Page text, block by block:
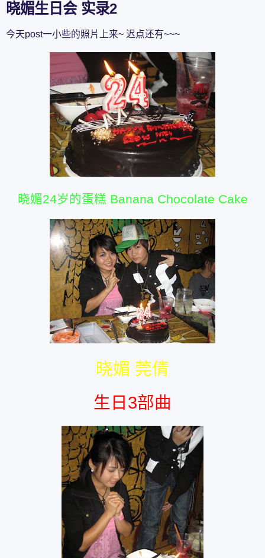
晓媚生日会 实录2
今天post一小些的照片上来~ 迟点还有~~~
晓媚24岁的蛋糕 Banana Chocolate Cake
晓媚 莞倩
生日3部曲